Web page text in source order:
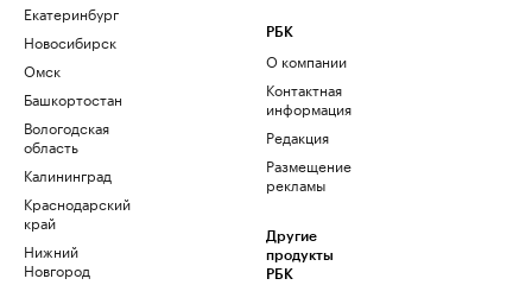
Екатеринбург
Новосибирск
Омск
Башкортостан
Вологодская
область
Калининград
Краснодарский
край
Нижний
Новгород
РБК
О компании
Контактная
информация
Редакция
Размещение
рекламы
Другие
продукты
РБК